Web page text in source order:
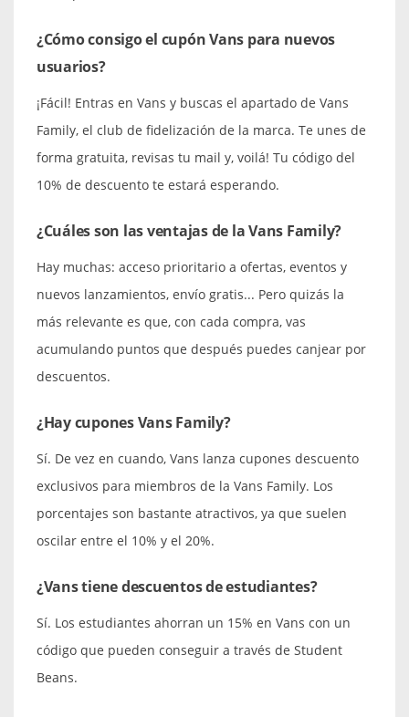
¿Cómo consigo el cupón Vans para nuevos
usuarios?
¡Fácil! Entras en Vans y buscas el apartado de Vans
Family, el club de fidelización de la marca. Te unes de
forma gratuita, revisas tu mail y, voilá! Tu código del
10% de descuento te estará esperando.
¿Cuáles son las ventajas de la Vans Family?
Hay muchas: acceso prioritario a ofertas, eventos y
nuevos lanzamientos, envío gratis... Pero quizás la
más relevante es que, con cada compra, vas
acumulando puntos que después puedes canjear por
descuentos.
¿Hay cupones Vans Family?
Sí. De vez en cuando, Vans lanza cupones descuento
exclusivos para miembros de la Vans Family. Los
porcentajes son bastante atractivos, ya que suelen
oscilar entre el 10% y el 20%.
¿Vans tiene descuentos de estudiantes?
Sí. Los estudiantes ahorran un 15% en Vans con un
código que pueden conseguir a través de Student
Beans.